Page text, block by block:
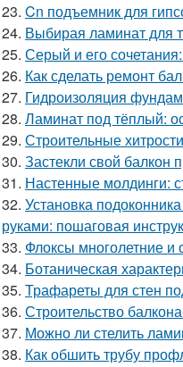
23. Cn подъемник для
24. Выбирая ламинат для
25. Серый и его
26. Как сделать ремонт
27. Гидроизоляция
28. Ламинат под тёплый:
29. Строительные
30. Застекли свой балкон
31. Настенные молдинги:
32. Установка
руками: пошаговая
33. Флоксы многолетние и
34. Ботаническая
35. Трафареты для стен
36. Строительство
37. Можно ли стелить
38. Как обшить трубу